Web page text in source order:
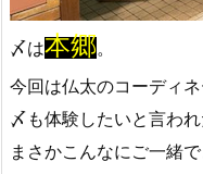
〆は本郷。
今回は仏太のコーディ
〆も体験したいと言われ
まさかこんなにご一緒で